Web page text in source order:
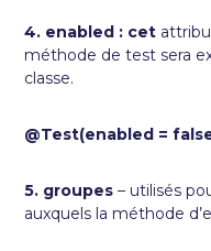
4. enabled : cet
méthode de test sera
classe.
@Test(enabled =
5. groupes – utilisés
auxquels la méthode